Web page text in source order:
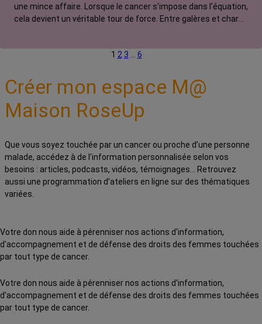
une mince affaire. Lorsque le cancer s’impose dans l’équation,
cela devient un véritable tour de force. Entre galères et charge
l'enfer des démarches administratives.
1 2 3 … 6
Créer mon espace M@
Maison RoseUp
Que vous soyez touchée par un cancer ou proche d’une personne
malade, accédez à de l’information personnalisée selon vos
besoins : articles, podcasts, vidéos, témoignages… Retrouvez
aussi une programmation d’ateliers en ligne sur des thématiques
variées.
Votre don nous aide à pérenniser nos actions d'information,
d'accompagnement et de défense des droits des femmes touchées
par tout type de cancer.
Votre don nous aide à pérenniser nos actions d'information,
d'accompagnement et de défense des droits des femmes touchées
par tout type de cancer.